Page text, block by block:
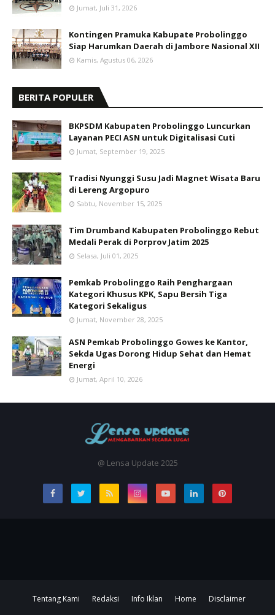
Jumat, Juli 31, 2026
Kontingen Pramuka Kabupate Probolinggo
Siap Harumkan Daerah di Jambore Nasional XII
Kamis, Agustus 06, 2026
BERITA POPULER
BKPSDM Kabupaten Probolinggo Luncurkan
Layanan PECI ASN untuk Digitalisasi Cuti
Jumat, September 19, 2025
Tradisi Nyunggi Susu Jadi Magnet Wisata Baru
di Lereng Argopuro
Sabtu, November 15, 2025
Tim Drumband Kabupaten Probolinggo Rebut
Medali Perak di Porprov Jatim 2025
Selasa, Juli 01, 2025
Pemkab Probolinggo Raih Penghargaan
Kategori Khusus KPK, Sapu Bersih Tiga
Kategori Sekaligus
Jumat, November 28, 2025
ASN Pemkab Probolinggo Gowes ke Kantor,
Sekda Ugas Dorong Hidup Sehat dan Hemat
Energi
Jumat, April 10, 2026
@ Lensa Update 2025
Tentang Kami Redaksi Info Iklan Home
Disclaimer